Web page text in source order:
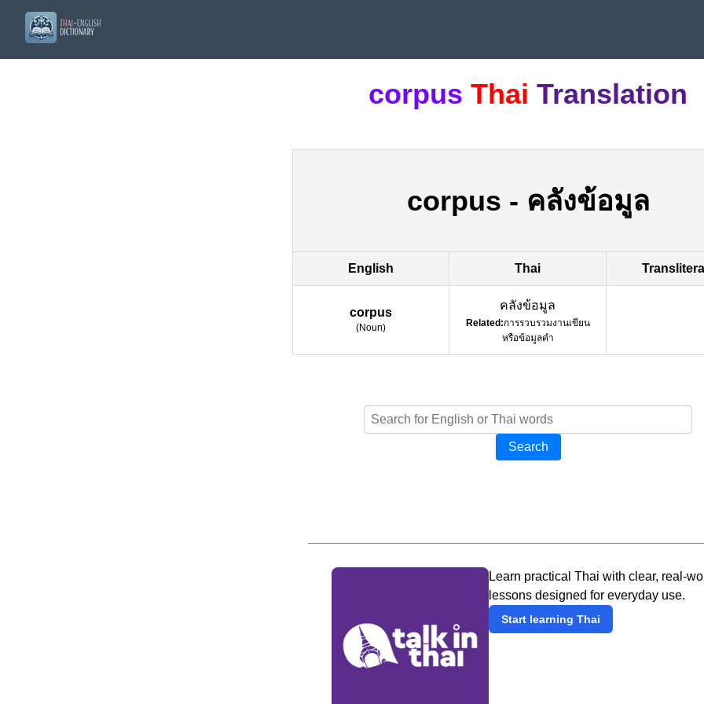
corpus Thai Translation
corpus - คลังข้อมูล
English Thai
corpus
(Noun)
คลังข้อมูล
Related:การรวบรวมงานเขียน
หรือข้อมูลคำ
Search
Learn practical Thai with clear, real-
lessons designed for everyday use.
Start learning Thai